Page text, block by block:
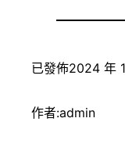
已發佈2024 年
作者:admin